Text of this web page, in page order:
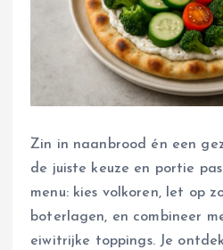
Zin in naanbrood én een
de juiste keuze en portie
menu: kies volkoren, let op
boterlagen, en combineer
eiwitrijke toppings. Je